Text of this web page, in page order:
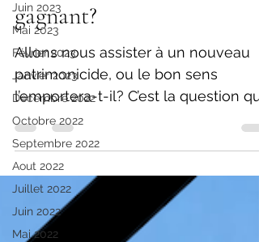
Juin 2023
Mai 2023
Février 2023
Janvier 2023
Décembre 2022
Octobre 2022
Septembre 2022
Aout 2022
Juillet 2022
Juin 2022
Mai 2022
gagnant?
Allons nous assister à un nouveau
patrimonicide, ou le bon sens
l’emportera-t-il? C’est la question qui
nous anime depuis quelques jours,...